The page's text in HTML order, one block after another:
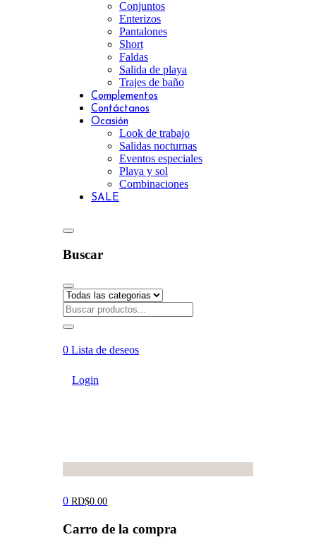
Conjuntos
Enterizos
Pantalones
Short
Faldas
Salida de playa
Trajes de baño
Complementos
Contáctanos
Ocasión
Look de trabajo
Salidas nocturnas
Eventos especiales
Playa y sol
Combinaciones
SALE
Buscar
0 Lista de deseos
Login
0 RD$0.00
Carro de la compra